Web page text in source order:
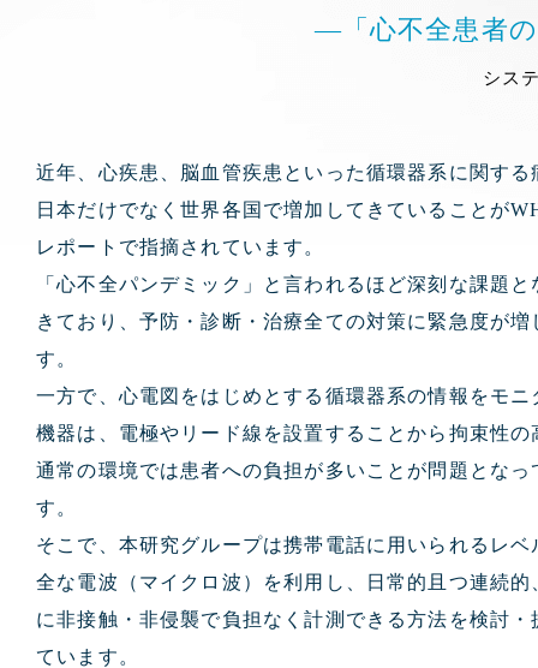
―「心不全患者
シス
近年、心疾患、脳血管疾患といった循環器系に関する
日本だけでなく世界各国で増加してきていることが
レポートで指摘されています。
「心不全パンデミック」と言われるほど深刻な課題と
きており、予防・診断・治療全ての対策に緊急度が増
す。
一方で、心電図をはじめとする循環器系の情報をモニ
機器は、電極やリード線を設置することから拘束性の
通常の環境では患者への負担が多いことが問題となっ
す。
そこで、本研究グループは携帯電話に用いられるレベ
全な電波（マイクロ波）を利用し、日常的且つ連続的
に非接触・非侵襲で負担なく計測できる方法を検討・
ています。